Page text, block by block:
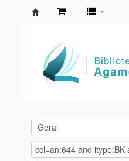
Agamenon
Magalhães